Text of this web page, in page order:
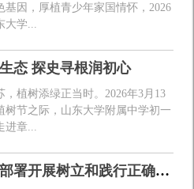
基因，厚植青少年家国情怀，2026
大学...
态 探史寻根润初心
，植树添绿正当时。2026年3月13
树节之际，山东大学附属中学初一
进章...
附属中党委部署开展树立和践行正确政绩观学习教育工作